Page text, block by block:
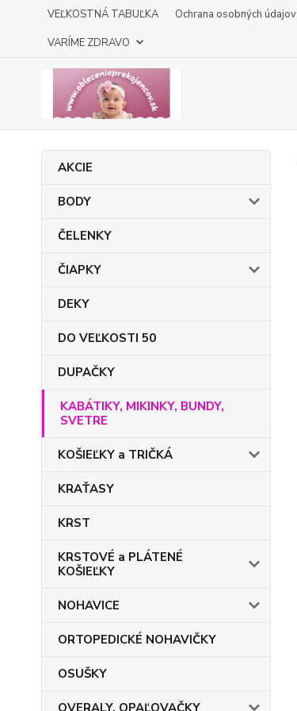
VEĽKOSTNÁ TABUĽKA Ochrana osobných údajov
VARÍME ZDRAVO
AKCIE
BODY
ČELENKY
ČIAPKY
DEKY
DO VEĽKOSTI 50
DUPAČKY
KABÁTIKY, MIKINKY, BUNDY,
SVETRE
KOŠIEĽKY a TRIČKÁ
KRAŤASY
KRST
KRSTOVÉ a PLÁTENÉ
KOŠIEĽKY
NOHAVICE
ORTOPEDICKÉ NOHAVIČKY
OSUŠKY
OVERALY, OPAĽOVAČKY